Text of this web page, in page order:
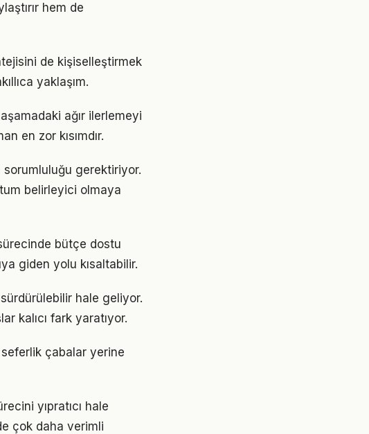
hem de
de kişiselleştirmek
yaklaşım.
ağır ilerlemeyi
en zor kısımdır.
gerektiriyor.
belirleyici olmaya
sürecinde bütçe dostu
giden yolu kısaltabilir.
hale geliyor.
kalıcı fark yaratıyor.
seferlik çabalar yerine
yıpratıcı hale
çok daha verimli